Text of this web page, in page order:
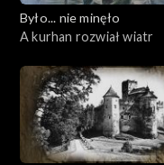
Było... nie minęło
A kurhan rozwiał wiatr